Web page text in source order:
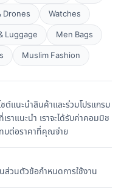
Drones
Watches
Luggage
Men Bags
Muslim Fashion
ต์แนะนำสินค้าและร่วมโปรแกรม
าแนะนำ เราจะได้รับค่าคอมมิช
บต่อราคาที่คุณจ่าย
ส่วนตัวข้อกำหนดการใช้งาน